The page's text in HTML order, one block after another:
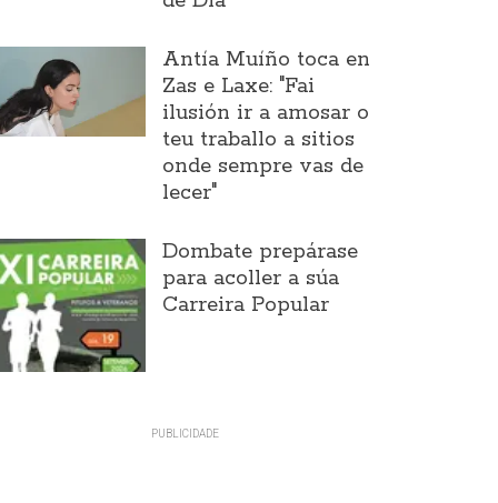
Antía Muíño toca en
Zas e Laxe: "Fai
ilusión ir a amosar o
teu traballo a sitios
onde sempre vas de
lecer"
Dombate prepárase
para acoller a súa
Carreira Popular